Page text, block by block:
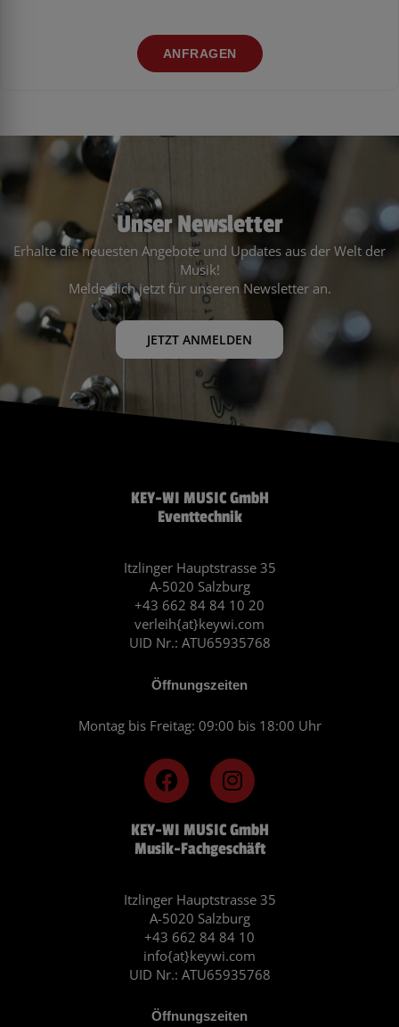
ANFRAGEN
Unser Newsletter
Erhalte die neuesten Angebote und Updates aus der Welt der
Musik!
Melde dich jetzt für unseren Newsletter an.
JETZT ANMELDEN
KEY-WI MUSIC GmbH
Musik-Fachgeschäft
Itzlinger Hauptstrasse 35
A-5020 Salzburg
+43 662 84 84 10
info{at}keywi.com
UID Nr.: ATU65935768
Öffnungszeiten
F
a
c
e
b
o
k
I
n
s
t
a
r
a
m
KEY-WI MUSIC GmbH
Eventtechnik
Itzlinger Hauptstrasse 35
A-5020 Salzburg
+43 662 84 84 10 20
verleih{at}keywi.com
UID Nr.: ATU65935768
Öffnungszeiten
Montag bis Freitag: 09:00 bis 18:00 Uhr